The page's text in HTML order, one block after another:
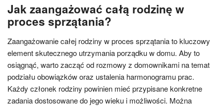
Jak zaangażować całą rodzinę w
proces sprzątania?
Zaangażowanie całej rodziny w proces sprzątania to kluczowy
element skutecznego utrzymania porządku w domu. Aby to
osiągnąć, warto zacząć od rozmowy z domownikami na temat
podziału obowiązków oraz ustalenia harmonogramu prac.
Każdy członek rodziny powinien mieć przypisane konkretne
zadania dostosowane do jego wieku i możliwości. Można